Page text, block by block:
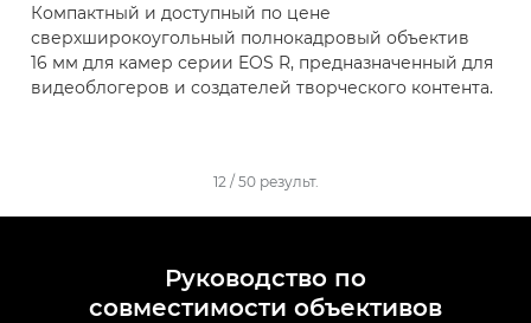
Компактный и доступный по цене
сверхширокоугольный полнокадровый объектив
16 мм для камер серии EOS R, предназначенный для
видеоблогеров и создателей творческого контента.
12 / 50 результ.
Руководство по
совместимости объективов